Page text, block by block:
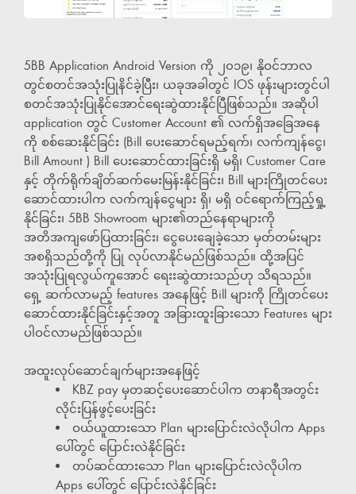
5BB Application Android Version ကို ၂၀၁၉၊ နိုဝင်ဘာလ
တွင်စတင်အသုံးပြုနိင်ခဲ့ပြီး၊ ယခုအခါတွင် IOS ဖုန်းများတွင်ပါ
စတင်အသုံးပြုနိုင်အောင်ရေးဆွဲထားနိုင်ပြီဖြစ်သည်။ အဆိုပါ
application တွင် Customer Account ၏ လက်ရှိအခြေအနေ
ကို စစ်ဆေးနိုင်ခြင်း (Bill ပေးဆောင်ရမည့်ရက်၊ လက်ကျန်ငွေ၊
Bill Amount ) Bill ပေးဆောင်ထားခြင်းရှိ မရှိ၊ Customer Care
နှင့် တိုက်ရိုက်ချိတ်ဆက်မေးမြန်းနိုင်ခြင်း၊ Bill များကြိုတင်ပေး
ဆောင်ထားပါက လက်ကျန်ငွေများ ရှိ၊ မရှိ ဝင်ရောက်ကြည့်ရှု့
နိုင်ခြင်း၊ 5BB Showroom များ၏တည်နေရာများကို
အတိအကျဖော်ပြထားခြင်း၊ ငွေပေးချေခဲ့သော မှတ်တမ်းများ
အစရှိသည်တို့ကို ပြု လုပ်လာနိုင်မည်ဖြစ်သည်။ ထို့အပြင်
အသုံးပြုရလွယ်ကူအောင် ရေးးဆွဲထားသည်ဟု သိရသည်။
ရှေ့ ဆက်လာမည့် features အနေဖြင့် Bill များကို ကြိုတင်ပေး
ဆောင်ထားနိုင်ခြင်းနှင့်အတူ အခြားထူးခြားသော Features များ
ပါဝင်လာမည်ဖြစ်သည်။
အထူးလုပ်ဆောင်ချက်များအနေဖြင့်
KBZ pay မှတဆင့်ပေးဆောင်ပါက တနာရီအတွင်း
လိုင်းပြန်ဖွင့်ပေးခြင်း
ဝယ်ယူထားသော Plan များပြောင်းလဲလိုပါက Apps
ပေါ်တွင် ပြောင်းလဲနိုင်ခြင်း
တပ်ဆင်ထားသော Plan များပြောင်းလဲလိုပါက
Apps ပေါ်တွင် ပြောင်းလဲနိုင်ခြင်း